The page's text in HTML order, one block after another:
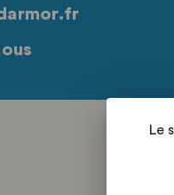
Le